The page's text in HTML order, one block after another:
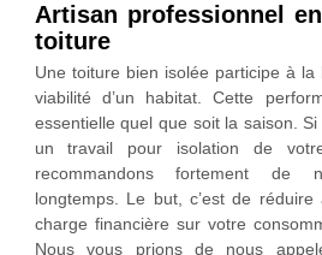
Artisan professionnel
toiture
Une toiture bien isolée participe à la
viabilité d’un habitat. Cette
essentielle quel que soit la saison.
un travail pour isolation de
recommandons fortement de
longtemps. Le but, c’est de
charge financière sur votre
Nous vous prions de nous